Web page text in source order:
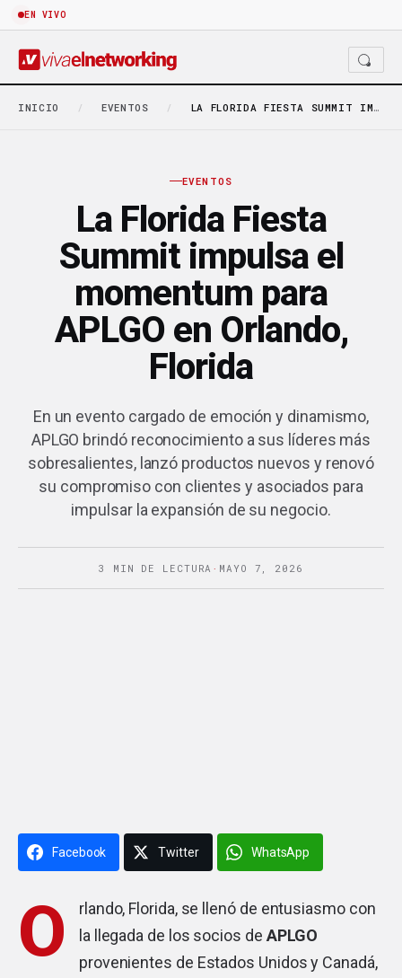
EN VIVO
INICIO / EVENTOS / LA FLORIDA FIESTA SUMMIT IMPULSA EL MOMENTUM PARA…
EVENTOS
La Florida Fiesta
Summit impulsa el
momentum para
APLGO en Orlando,
Florida
En un evento cargado de emoción y dinamismo,
APLGO brindó reconocimiento a sus líderes más
sobresalientes, lanzó productos nuevos y renovó
su compromiso con clientes y asociados para
impulsar la expansión de su negocio.
3 MIN DE LECTURA · MAYO 7, 2026
Facebook Twitter WhatsApp
O
rlando, Florida, se llenó de entusiasmo con
la llegada de los socios de APLGO
provenientes de Estados Unidos y Canadá,